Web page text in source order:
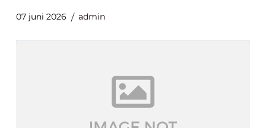
07 juni 2026 admin